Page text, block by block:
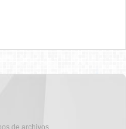
de archivos